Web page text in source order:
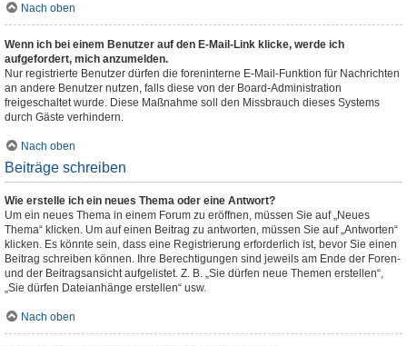
Nach oben
Wenn ich bei einem Benutzer auf den E-Mail-Link klicke, werde ich
aufgefordert, mich anzumelden.
Nur registrierte Benutzer dürfen die foreninterne E-Mail-Funktion für Nachrichten
an andere Benutzer nutzen, falls diese von der Board-Administration
freigeschaltet wurde. Diese Maßnahme soll den Missbrauch dieses Systems
durch Gäste verhindern.
Nach oben
Beiträge schreiben
Wie erstelle ich ein neues Thema oder eine Antwort?
Um ein neues Thema in einem Forum zu eröffnen, müssen Sie auf „Neues
Thema“ klicken. Um auf einen Beitrag zu antworten, müssen Sie auf „Antworten“
klicken. Es könnte sein, dass eine Registrierung erforderlich ist, bevor Sie einen
Beitrag schreiben können. Ihre Berechtigungen sind jeweils am Ende der Foren-
und der Beitragsansicht aufgelistet. Z. B. „Sie dürfen neue Themen erstellen“,
„Sie dürfen Dateianhänge erstellen“ usw.
Nach oben